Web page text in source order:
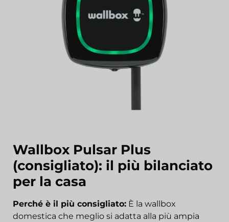
Wallbox Pulsar Plus
(consigliato): il più bilanciato
per la casa
Perché è il più consigliato: È la wallbox
domestica che meglio si adatta alla più ampia